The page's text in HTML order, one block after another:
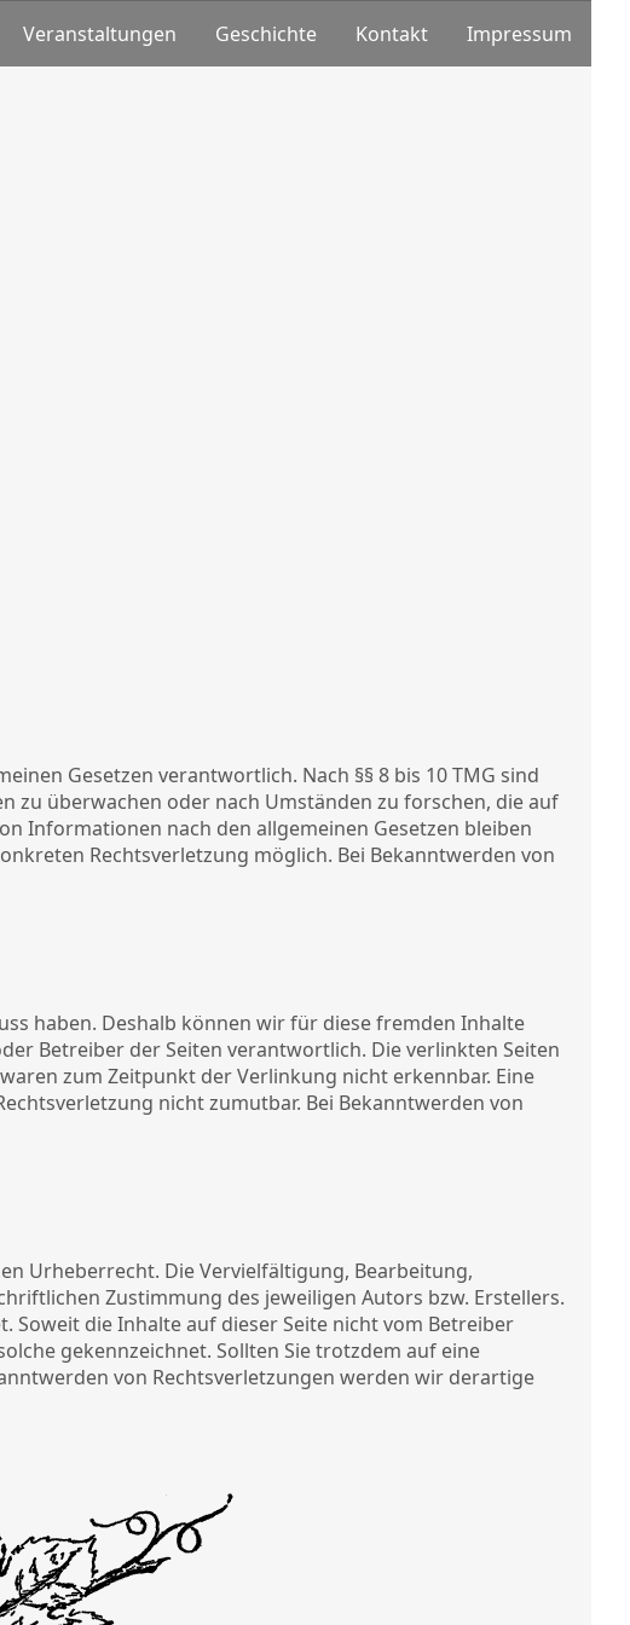
Veranstaltungen Geschichte Kontakt Impressum
Gesetzen verantwortlich. Nach §§ 8 bis 10 TMG sind
überwachen oder nach Umständen zu forschen, die auf
Informationen nach den allgemeinen Gesetzen bleiben
Rechtsverletzung möglich. Bei Bekanntwerden von
haben. Deshalb können wir für diese fremden Inhalte
Betreiber der Seiten verantwortlich. Die verlinkten Seiten
zum Zeitpunkt der Verlinkung nicht erkennbar. Eine
nicht zumutbar. Bei Bekanntwerden von
Urheberrecht. Die Vervielfältigung, Bearbeitung,
Zustimmung des jeweiligen Autors bzw. Erstellers.
die Inhalte auf dieser Seite nicht vom Betreiber
gekennzeichnet. Sollten Sie trotzdem auf eine
von Rechtsverletzungen werden wir derartige